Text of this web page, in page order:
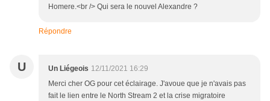
Homere.<br /> Qui sera le nouvel Alexandre ?
Répondre
U Un Liégeois 12/11/2021 16:29
Merci cher OG pour cet éclairage. J'avoue que je n'avais pas
fait le lien entre le North Stream 2 et la crise migratoire